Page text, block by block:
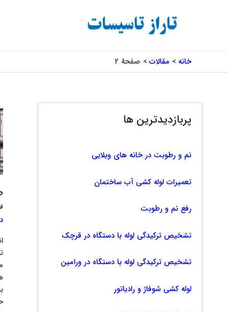
خانه مقالات صفحهٔ 2
پربازدیدترین ها
نم و رطوبت در خانه های ویلایی
تعمیرات لوله کشی آب ساختمان
رفع نم و رطوبت
تشخیص ترکیدگی لوله با دستگاه در قرچک
تشخیص ترکیدگی لوله با دستگاه در ورامین
لوله کشی شوفاژ و رادیاتور